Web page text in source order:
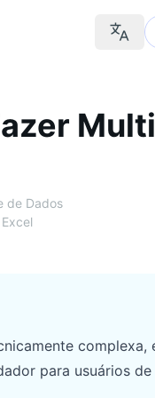
de Dados
complexa,
para usuários